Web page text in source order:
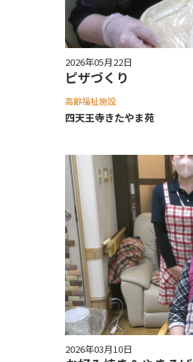
2026年05月22日
ピザづくり
高齢福祉施設
四天王寺きたやま苑
2026年03月10日